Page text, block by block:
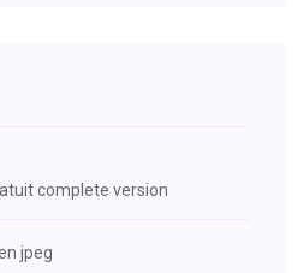
complete version
jpeg